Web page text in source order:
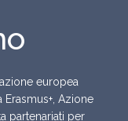
europea
Azione
partenariati per